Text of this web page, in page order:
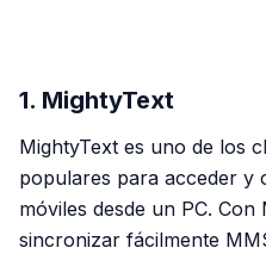
1. MightyText
MightyText es uno de los
populares para acceder y
móviles desde un PC.
sincronizar fácilmente